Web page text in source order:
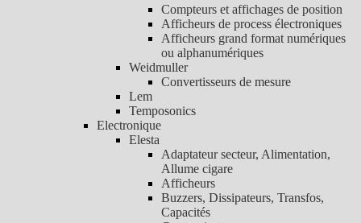
Compteurs et affichages de position
Afficheurs de process électroniques
Afficheurs grand format numériques
ou alphanumériques
Weidmuller
Convertisseurs de mesure
Lem
Temposonics
Electronique
Elesta
Adaptateur secteur, Alimentation,
Allume cigare
Afficheurs
Buzzers, Dissipateurs, Transfos,
Capacités